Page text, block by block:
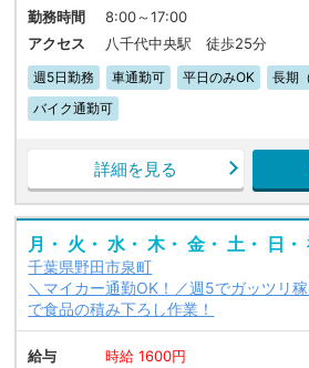
勤務時間
8:00～17:00
アクセス
八千代中央駅 徒歩25分
週5日勤務 車通勤可 平日のみOK
長期
バイク通勤可
詳細を見る
月・ 火・ 水・ 木・ 金・ 土・ 日・
千葉県野田市泉町
＼マイカー通勤OK！／週5でガッツリ
で食品の積み下ろし作業！
給与
時給 1600円